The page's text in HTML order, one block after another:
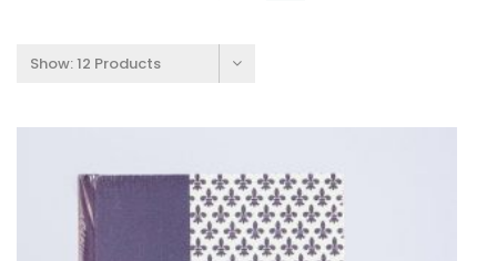
Show:12 Products